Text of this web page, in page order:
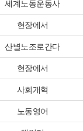
세계노동운동사
현장에서
산별노조로간다
현장에서
사회개혁
노동영어